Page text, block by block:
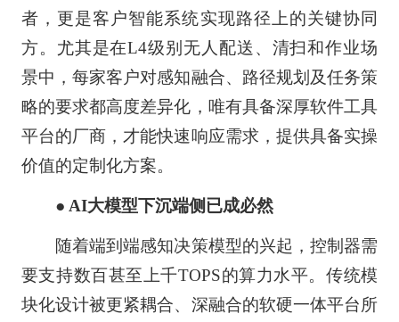
者，更是客户智能系统实现路径上的关键协同
方。尤其是在L4级别无人配送、清扫和作业场
景中，每家客户对感知融合、路径规划及任务策
略的要求都高度差异化，唯有具备深厚软件工具
平台的厂商，才能快速响应需求，提供具备实操
价值的定制化方案。
● AI大模型下沉端侧已成必然
随着端到端感知决策模型的兴起，控制器需
要支持数百甚至上千TOPS的算力水平。传统模
块化设计被更紧耦合、深融合的软硬一体平台所